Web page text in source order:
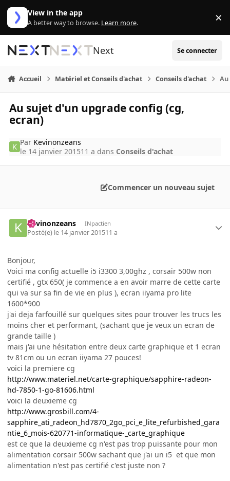
Aller au contenu
View in the app
A better way to browse. Learn more. ×
Next Se connecter
Accueil Matériel et Conseils d'achat Conseils d'achat
Au sujet d'un upgrade config (cg,
ecran)
Par Kevinonzeans
le 14 janvier 201511 a dans Conseils d'achat
Commencer un nouveau sujet
Kevinonzeans INpactien
Posté(e) le 14 janvier 201511 a
Bonjour,
Voici ma config actuelle i5 i3300 3,00ghz , corsair 500w non
certifié , gtx 650( je commence a en avoir marre de cette carte
qui va sur sa fin de vie en plus ), ecran iiyama pro lite
1600*900
j'ai deja farfouillé sur quelques sites pour trouver les trucs les
moins cher et performant, (sachant que je veux un ecran de
grande taille )
mais j'ai une hésitation entre deux carte graphique et 1 ecran
tv 81cm ou un ecran iiyama 27 pouces!
voici la premiere cg
http://www.materiel.net/carte-graphique/sapphire-radeon-
hd-7850-1-go-81606.html
voici la deuxieme cg
http://www.grosbill.com/4-
sapphire_ati_radeon_hd7870_2go_pci_e_lite_refurbished_gara
ntie_6_mois-620771-informatique-_carte_graphique
est ce que la deuxieme cg n'est pas trop puissante pour mon
alimentation corsair 500w sachant que j'ai un i5 et que mon
alimentation n'est pas certifié c'est juste non ?